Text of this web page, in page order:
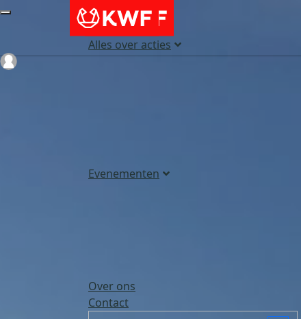
Alles over acties
Evenementen
Over ons
Contact